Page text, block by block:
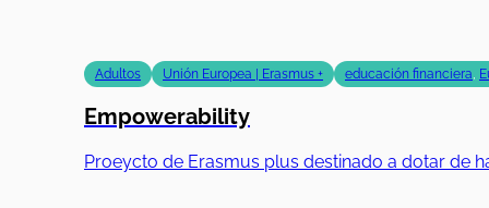
Adultos Unión Europea | Erasmus + educación financiera,
Empowerability
Proeycto de Erasmus plus destinado a dotar de